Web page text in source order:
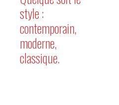
style :
contemporain,
moderne,
classique.